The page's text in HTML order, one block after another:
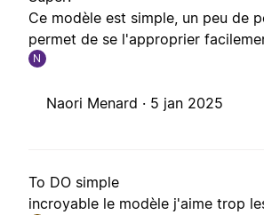
Ce modèle est simple, un peu de
permet de se l'approprier
N
Naori Menard · 5 jan 2025
To DO simple
incroyable le modèle j'aime trop